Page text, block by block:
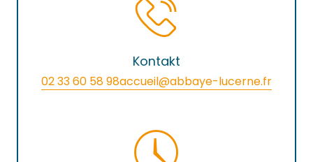
Kontakt
02 33 60 58 98accueil@abbaye-lucerne.fr